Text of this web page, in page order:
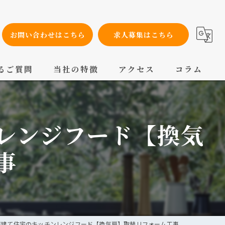
お問い合わせはこちら 求人募集はこちら
ご質問 当社の特徴
設備工事
内装工事
メンテナンス
配管工事
交換
アクセス コラム
ンジフード【換気